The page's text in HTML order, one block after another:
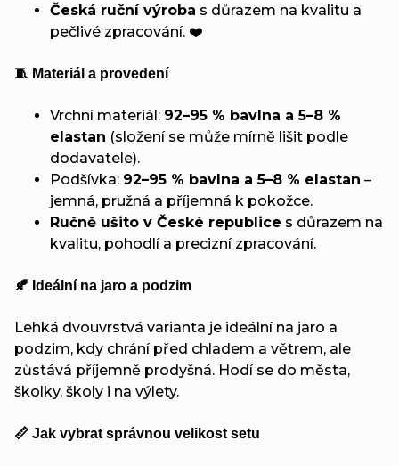
Česká ruční výroba s důrazem na kvalitu a
pečlivé zpracování. ❤️
🧵 Materiál a provedení
Vrchní materiál: 92–95 % bavlna a 5–8 %
elastan (složení se může mírně lišit podle
dodavatele).
Podšívka: 92–95 % bavlna a 5–8 % elastan –
jemná, pružná a příjemná k pokožce.
Ručně ušito v České republice s důrazem na
kvalitu, pohodlí a precizní zpracování.
🍂 Ideální na jaro a podzim
Lehká dvouvrstvá varianta je ideální na jaro a
podzim, kdy chrání před chladem a větrem, ale
zůstává příjemně prodyšná. Hodí se do města,
školky, školy i na výlety.
📏 Jak vybrat správnou velikost setu